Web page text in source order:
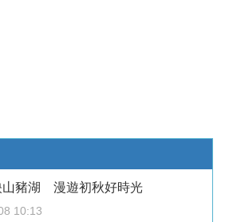
山豬湖 漫遊初秋好時光
10:13